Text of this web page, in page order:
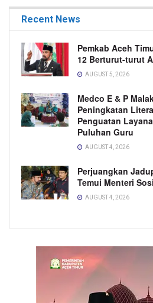
Recent News
Pemkab Aceh
12 Berturut-turut
AUGUST 5, 2026
Medco E & P
Peningkatan
Penguatan
Puluhan Guru
AUGUST 4, 2026
Perjuangkan
Temui Menteri
AUGUST 4, 2026